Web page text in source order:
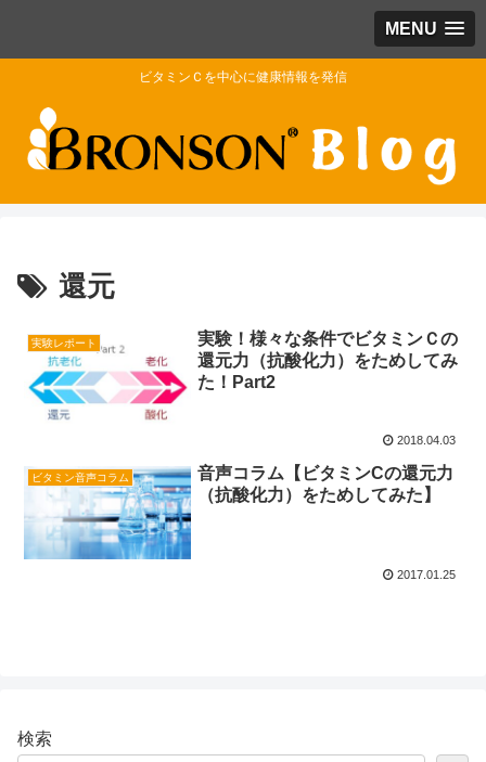
MENU
ビタミンＣを中心に健康情報を発信
還元
実験レポート
実験！様々な条件でビタミンＣの
還元力（抗酸化力）をためしてみ
た！Part2
2018.04.03
ビタミン音声コラム
音声コラム【ビタミンCの還元力
（抗酸化力）をためしてみた】
2017.01.25
検索